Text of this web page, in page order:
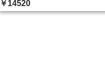
￥14520